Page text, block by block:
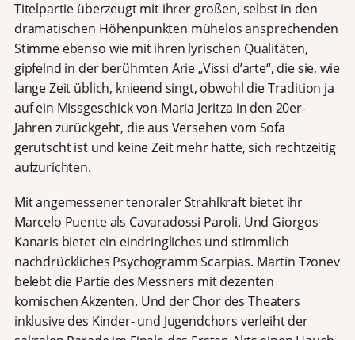
Titelpartie überzeugt mit ihrer großen, selbst in den
dramatischen Höhenpunkten mühelos ansprechenden
Stimme ebenso wie mit ihren lyrischen Qualitäten,
gipfelnd in der berühmten Arie „Vissi d’arte“, die sie, wie
lange Zeit üblich, knieend singt, obwohl die Tradition ja
auf ein Missgeschick von Maria Jeritza in den 20er-
Jahren zurückgeht, die aus Versehen vom Sofa
gerutscht ist und keine Zeit mehr hatte, sich rechtzeitig
aufzurichten.
Mit angemessener tenoraler Strahlkraft bietet ihr
Marcelo Puente als Cavaradossi Paroli. Und Giorgos
Kanaris bietet ein eindringliches und stimmlich
nachdrückliches Psychogramm Scarpias. Martin Tzonev
belebt die Partie des Messners mit dezenten
komischen Akzenten. Und der Chor des Theaters
inklusive des Kinder- und Jugendchors verleiht der